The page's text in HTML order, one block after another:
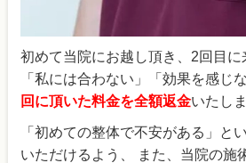
初めて当院にお越し頂き、2回目に
「私には合わない」「効果を感じ
回に頂いた料金を全額返金いたしま
「初めての整体で不安がある」と
いただけるよう、 また、当院の施